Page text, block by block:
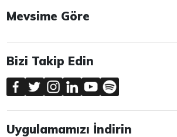
Mevsime Göre
Bizi Takip Edin
Uygulamamızı İndirin